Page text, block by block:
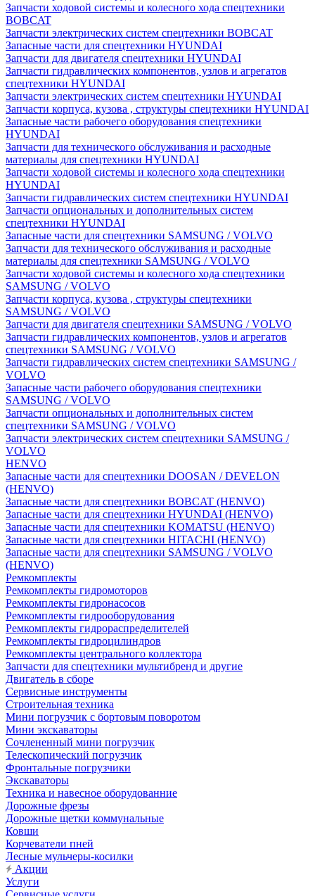
Запчасти ходовой системы и колесного хода спецтехники
BOBCAT
Запчасти электрических систем спецтехники BOBCAT
Запасные части для спецтехники HYUNDAI
Запчасти для двигателя спецтехники HYUNDAI
Запчасти гидравлических компонентов, узлов и агрегатов
спецтехники HYUNDAI
Запчасти электрических систем спецтехники HYUNDAI
Запчасти корпуса, кузова , структуры спецтехники HYUNDAI
Запасные части рабочего оборудования спецтехники
HYUNDAI
Запчасти для технического обслуживания и расходные
материалы для спецтехники HYUNDAI
Запчасти ходовой системы и колесного хода спецтехники
HYUNDAI
Запчасти гидравлических систем спецтехники HYUNDAI
Запчасти опциональных и дополнительных систем
спецтехники HYUNDAI
Запасные части для спецтехники SAMSUNG / VOLVO
Запчасти для технического обслуживания и расходные
материалы для спецтехники SAMSUNG / VOLVO
Запчасти ходовой системы и колесного хода спецтехники
SAMSUNG / VOLVO
Запчасти корпуса, кузова , структуры спецтехники
SAMSUNG / VOLVO
Запчасти для двигателя спецтехники SAMSUNG / VOLVO
Запчасти гидравлических компонентов, узлов и агрегатов
спецтехники SAMSUNG / VOLVO
Запчасти гидравлических систем спецтехники SAMSUNG /
VOLVO
Запасные части рабочего оборудования спецтехники
SAMSUNG / VOLVO
Запчасти опциональных и дополнительных систем
спецтехники SAMSUNG / VOLVO
Запчасти электрических систем спецтехники SAMSUNG /
VOLVO
HENVO
Запасные части для спецтехники DOOSAN / DEVELON
(HENVO)
Запасные части для спецтехники BOBCAT (HENVO)
Запасные части для спецтехники HYUNDAI (HENVO)
Запасные части для спецтехники KOMATSU (HENVO)
Запасные части для спецтехники HITACHI (HENVO)
Запасные части для спецтехники SAMSUNG / VOLVO
(HENVO)
Ремкомплекты
Ремкомплекты гидромоторов
Ремкомплекты гидронасосов
Ремкомплекты гидрооборудования
Ремкомплекты гидрораспределителей
Ремкомплекты гидроцилиндров
Ремкомплекты центрального коллектора
Запчасти для спецтехники мультибренд и другие
Двигатель в сборе
Сервисные инструменты
Строительная техника
Мини погрузчик с бортовым поворотом
Мини экскаваторы
Сочлененный мини погрузчик
Телескопический погрузчик
Фронтальные погрузчики
Экскаваторы
Техника и навесное оборудованние
Дорожные фрезы
Дорожные щетки коммунальные
Ковши
Корчеватели пней
Лесные мульчеры-косилки
Акции
Услуги